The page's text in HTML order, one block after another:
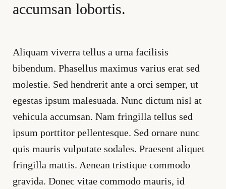
accumsan lobortis.
Aliquam viverra tellus a urna facilisis
bibendum. Phasellus maximus varius erat sed
molestie. Sed hendrerit ante a orci semper, ut
egestas ipsum malesuada. Nunc dictum nisl at
vehicula accumsan. Nam fringilla tellus sed
ipsum porttitor pellentesque. Sed ornare nunc
quis mauris vulputate sodales. Praesent aliquet
fringilla mattis. Aenean tristique commodo
gravida. Donec vitae commodo mauris, id